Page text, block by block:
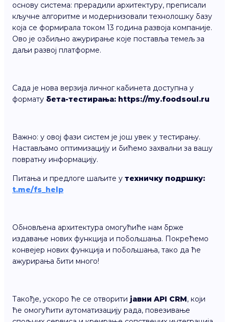
основу система: прерадили архитектуру, преписали
кључне алгоритме и модернизовали технолошку базу
која се формирала током 13 година развоја компаније.
Ово је озбиљно ажурирање које поставља темељ за
даљи развој платформе.
Сада је нова верзија личног кабинета доступна у
формату бета-тестирања: https://my.foodsoul.ru
Важно: у овој фази систем је још увек у тестирању.
Настављамо оптимизацију и бићемо захвални за вашу
повратну информацију.
Питања и предлоге шаљите у техничку подршку:
t.me/fs_help
Обновљена архитектура омогућиће нам брже
издавање нових функција и побољшања. Покрећемо
конвејер нових функција и побољшања, тако да ће
ажурирања бити много!
Такође, ускоро ће се отворити јавни API CRM, који
ће омогућити аутоматизацију рада, повезивање